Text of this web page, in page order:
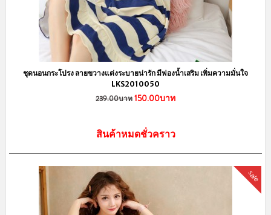
ชุดนอนกระโปรง ลายขวางแต่งระบายน่ารัก มีฟองน้ำเสริม เพิ่มความมั่นใจ
LKS2010050
239.00บาท150.00บาท
สินค้าหมดชั่วคราว
sale